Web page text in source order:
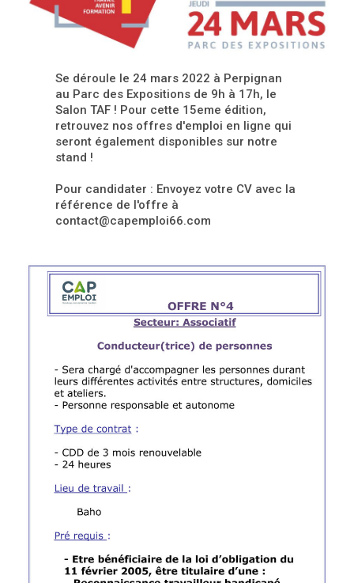
Se déroule le 24 mars 2022 à Perpignan
au Parc des Expositions de 9h à 17h, le
Salon TAF ! Pour cette 15eme édition,
retrouvez nos offres d'emploi en ligne qui
seront également disponibles sur notre
stand !
Pour candidater : Envoyez votre CV avec la
référence de l'offre à
contact@capemploi66.com